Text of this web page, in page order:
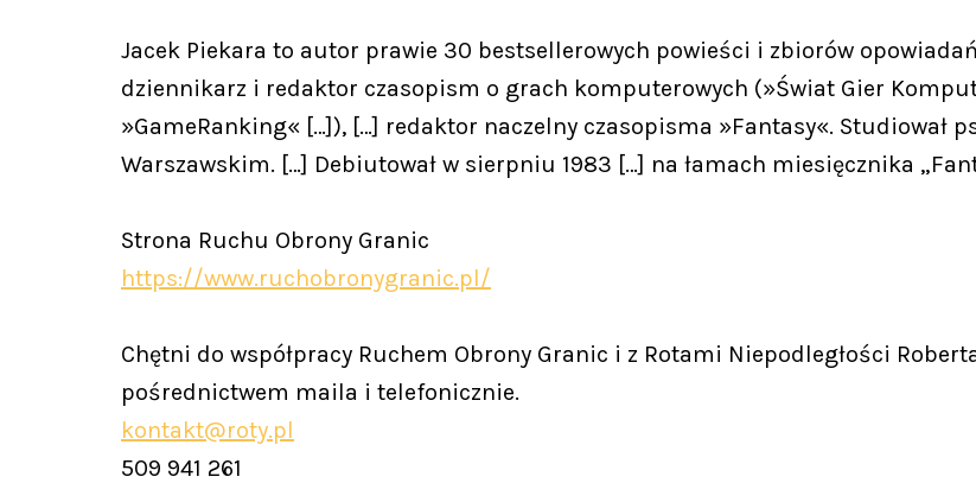
Jacek Piekara to autor prawie 30 bestsellerowych powieści i zbiorów
dziennikarz i redaktor czasopism o grach komputerowych (»Świat Gier
»GameRanking« […]), […] redaktor naczelny czasopisma »Fantasy«. Studiował
Warszawskim. […] Debiutował w sierpniu 1983 […] na łamach miesięcznika
Strona Ruchu Obrony Granic
https://www.ruchobronygranic.pl/
Chętni do współpracy Ruchem Obrony Granic i z Rotami Niepodległości
pośrednictwem maila i telefonicznie.
kontakt@roty.pl
509 941 261